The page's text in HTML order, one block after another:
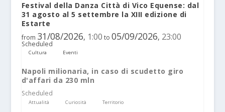
Festival della Danza Città di Vico Equense: dal
31 agosto al 5 settembre la XIII edizione di
Estarte
from 31/08/2026, 1:00 to 05/09/2026, 23:00
Scheduled
Cultura Eventi
Napoli milionaria, in caso di scudetto giro
d'affari da 230 mln
Scheduled
Attualità Curiosità Territorio